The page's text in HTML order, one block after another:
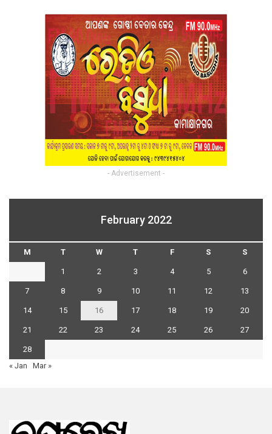
- Advertisement -
February 2022
M T W T F S S
1 2 3 4 5 6
7 8 9 10 11 12 13
14 15 16 17 18 19 20
21 22 23 24 25 26 27
28
« Jan
Mar »